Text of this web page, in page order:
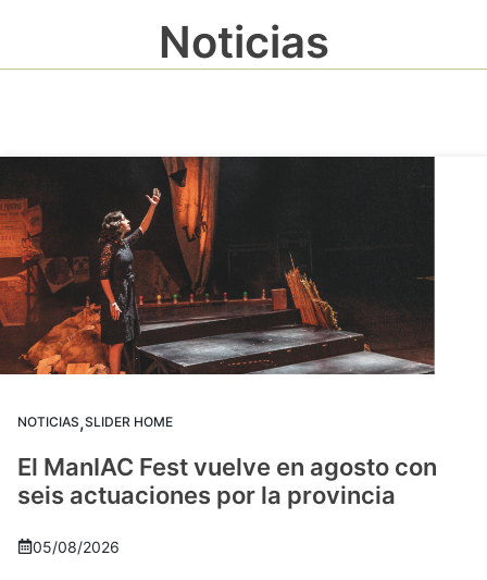
Noticias
NOTICIAS,SLIDER HOME
El ManIAC Fest vuelve en agosto con
seis actuaciones por la provincia
05/08/2026